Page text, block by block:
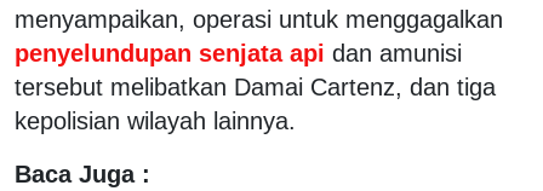
menyampaikan, operasi untuk menggagalkan
penyelundupan senjata api dan amunisi
tersebut melibatkan Damai Cartenz, dan tiga
kepolisian wilayah lainnya.
Baca Juga :